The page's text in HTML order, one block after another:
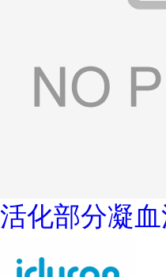
活化部分凝